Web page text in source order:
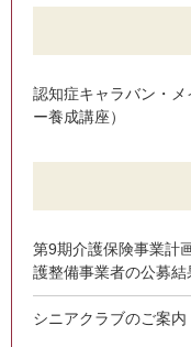
認知症キャラバン・
ー養成講座）
第9期介護保険事業計
護整備事業者の公募結
シニアクラブのご案内